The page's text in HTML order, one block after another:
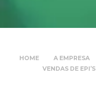
HOME A EMPRESA
VENDAS DE EPI’S